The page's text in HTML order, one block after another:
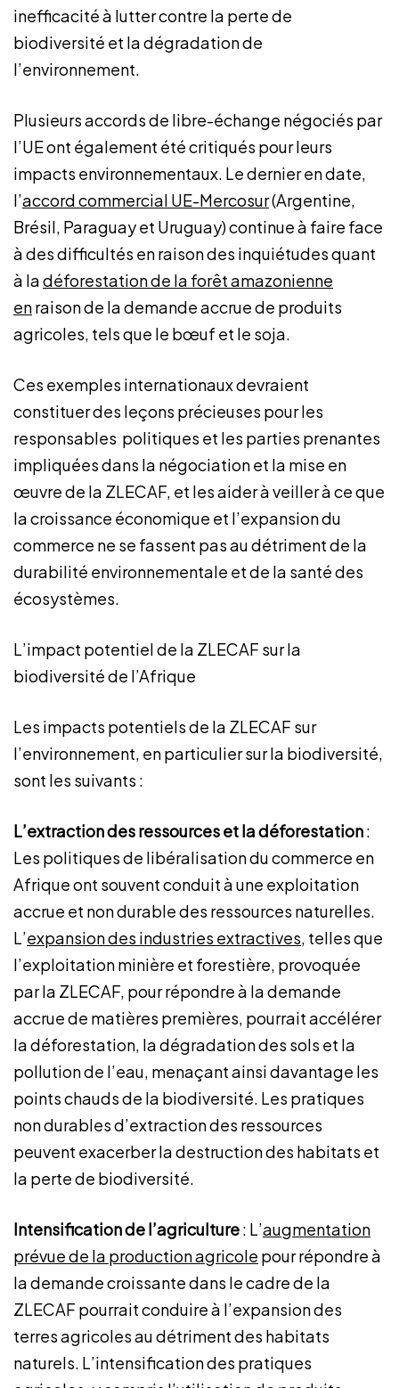
inefficacité à lutter contre la perte de
biodiversité et la dégradation de
l’environnement.
Plusieurs accords de libre-échange négociés par
l’UE ont également été critiqués pour leurs
impacts environnementaux. Le dernier en date,
l’accord commercial UE-Mercosur(Argentine,
Brésil, Paraguay et Uruguay) continue à faire face
à des difficultés en raison des inquiétudes quant
à ladéforestation de la forêt amazonienne
enraison de la demande accrue de produits
agricoles, tels que le bœuf et le soja.
Ces exemples internationaux devraient
constituer des leçons précieuses pour les
responsables politiques et les parties prenantes
impliquées dans la négociation et la mise en
œuvre de la ZLECAF, et les aider à veiller à ce que
la croissance économique et l’expansion du
commerce ne se fassent pas au détriment de la
durabilité environnementale et de la santé des
écosystèmes.
L’impact potentiel de la ZLECAF sur la
biodiversité de l’Afrique
Les impacts potentiels de la ZLECAF sur
l’environnement, en particulier sur la biodiversité,
sont les suivants :
L’extraction des ressources et la déforestation:
Les politiques de libéralisation du commerce en
Afrique ont souvent conduit à une exploitation
accrue et non durable des ressources naturelles.
L’expansion des industries extractives, telles que
l’exploitation minière et forestière, provoquée
par la ZLECAF, pour répondre à la demande
accrue de matières premières, pourrait accélérer
la déforestation, la dégradation des sols et la
pollution de l’eau, menaçant ainsi davantage les
points chauds de la biodiversité. Les pratiques
non durables d’extraction des ressources
peuvent exacerber la destruction des habitats et
la perte de biodiversité.
Intensification de l’agriculture: L’augmentation
prévue de la production agricole pour répondre à
la demande croissante dans le cadre de la
ZLECAF pourrait conduire à l’expansion des
terres agricoles au détriment des habitats
naturels. L’intensification des pratiques